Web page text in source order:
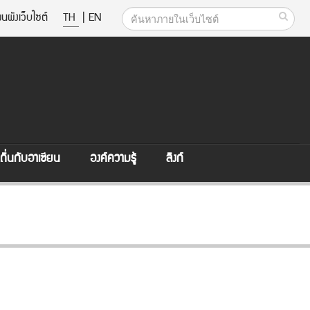
ผังเว็บไซต์ TH | EN
นกับอาเซียน องค์ความรู้ ลิงก์